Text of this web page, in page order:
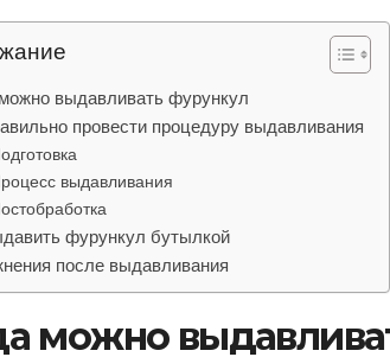
выдавливать фурункул
провести процедуру выдавливания
выдавливания
фурункул бутылкой
после выдавливания
можно